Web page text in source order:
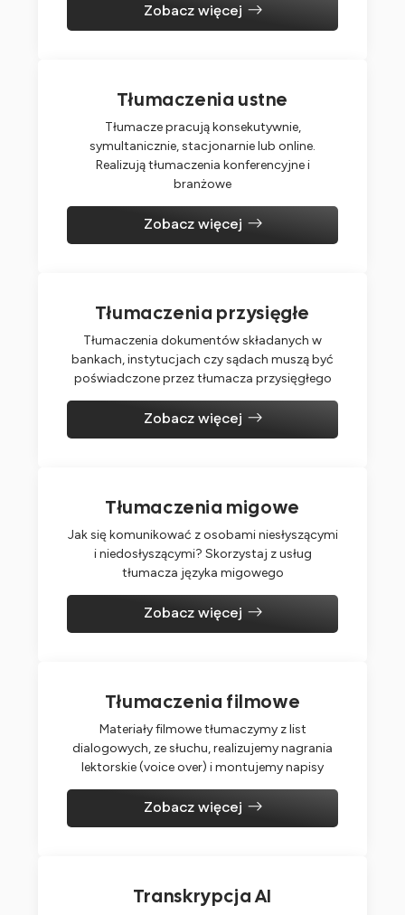
Zobacz więcej
Tłumaczenia ustne
Tłumacze pracują konsekutywnie,
symultanicznie, stacjonarnie lub online.
Realizują tłumaczenia konferencyjne i
branżowe
Zobacz więcej
Tłumaczenia przysięgłe
Tłumaczenia dokumentów składanych w
bankach, instytucjach czy sądach muszą być
poświadczone przez tłumacza przysięgłego
Zobacz więcej
Tłumaczenia migowe
Jak się komunikować z osobami niesłyszącymi
i niedosłyszącymi? Skorzystaj z usług
tłumacza języka migowego
Zobacz więcej
Tłumaczenia filmowe
Materiały filmowe tłumaczymy z list
dialogowych, ze słuchu, realizujemy nagrania
lektorskie (voice over) i montujemy napisy
Zobacz więcej
Transkrypcja AI